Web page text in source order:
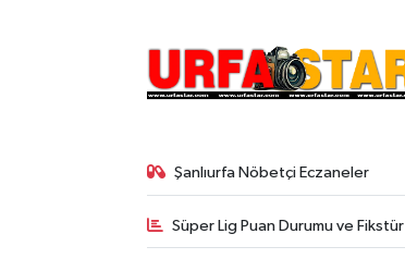
Şanlıurfa Nöbetçi Eczaneler
Süper Lig Puan Durumu ve Fikstür